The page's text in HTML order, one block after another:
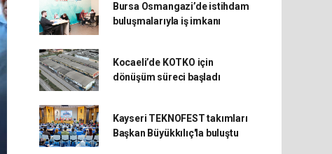
Bursa Osmangazi’de istihdam
buluşmalarıyla iş imkanı
Kocaeli’de KOTKO için
dönüşüm süreci başladı
Kayseri TEKNOFEST takımları
Başkan Büyükkılıç'la buluştu